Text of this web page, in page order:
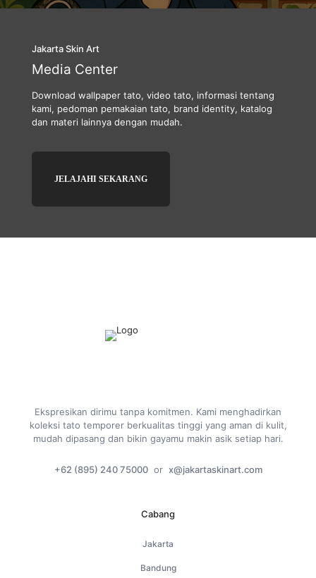
Jakarta Skin Art
Media Center
Download wallpaper tato, video tato, informasi tentang
kami, pedoman pemakaian tato, brand identity, katalog
dan materi lainnya dengan mudah.
JELAJAHI SEKARANG
Ekspresikan dirimu tanpa komitmen. Kami menghadirkan
koleksi tato temporer berkualitas tinggi yang aman di kulit,
mudah dipasang dan bikin gayamu makin asik setiap hari.
+62 (895) 240 75000 or x@jakartaskinart.com
Cabang
Jakarta
Bandung